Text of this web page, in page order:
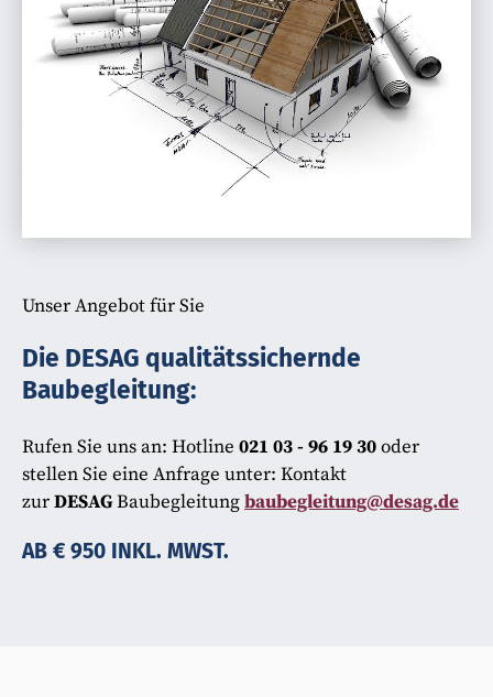
Unser Angebot für Sie
Die DESAG qualitätssichernde
Baubegleitung:
Rufen Sie uns an: Hotline 021 03 - 96 19 30oder
stellen Sie eine Anfrage unter: Kontakt
zurDESAGBaubegleitungbaubegleitung@desag.de
AB € 950 INKL. MWST.